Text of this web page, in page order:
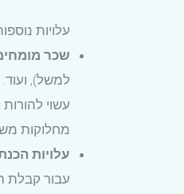
עלויות
שכר
למשל),
עשוי
מחלוקות
עלויות
עבור קבלת